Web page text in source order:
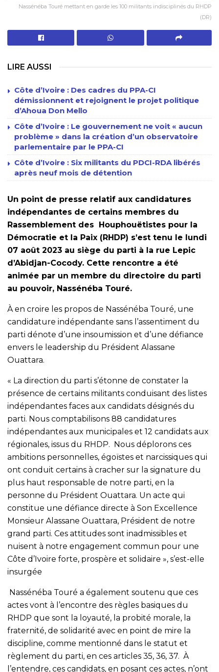
Nassénéba Touré mettant en garde les 100 militants indisciplinés du RHDP
(DR)
LIRE AUSSI
Côte d’Ivoire : Des cadres du PPA-CI
démissionnent et rejoignent le projet politique
d’Ahoua Don Mello
Côte d’Ivoire : Le gouvernement ne voit « aucun
problème » dans la création d’un observatoire
parlementaire par le PPA-CI
Côte d’Ivoire : Six militants du PDCI-RDA libérés
après neuf mois de détention
Un point de presse relatif aux candidatures
indépendantes de certains membres du
Rassemblement des Houphouëtistes pour la
Démocratie et la Paix (RHDP) s’est tenu le lundi
07 août 2023 au siège du parti à la rue Lepic
d’Abidjan-Cocody. Cette rencontre a été
animée par un membre du directoire du parti
au pouvoir, Nassénéba Touré.
À en croire les propos de Nassénéba Touré, une
candidature indépendante sans l’assentiment du
parti dénote d’une insoumission et d’une défiance
envers le leadership du Président Alassane
Ouattara.
« La direction du parti s’étonne de constater la
présence de certains militants conduisant des listes
indépendantes faces aux candidats désignés du
parti. Nous comptabilisons 88 candidatures
indépendantes aux municipales et 12 candidats aux
régionales, issus du RHDP. Nous déplorons ces
ambitions personnelles, égoïstes et narcissiques qui
ont conduit certains à cracher sur la signature du
plus haut responsable de notre parti, en la
personne du Président Ouattara. Un acte qui
constitue une défiance directe à Son Excellence
Monsieur Alassane Ouattara, Président de notre
grand parti. Ces attitudes sont inadmissibles et
nuisent à notre engagement commun pour une
Côte d’Ivoire forte, prospère et solidaire », s’est-elle
insurgée
Nassénéba Touré a également soutenu que ces
actes vont à l’encontre des règles basiques du
RHDP que sont la loyauté, la probité morale, la
fraternité, de solidarité avec en point de mire la
discipline, comme mentionné dans le statut et
règlement du parti, en ces articles 35, 36, 37. À
l’entendre, ces candidats, en posant ces actes, n’ont